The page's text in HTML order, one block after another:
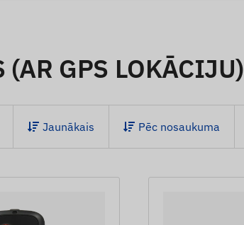
(AR GPS LOKĀCIJU)
Jaunākais Pēc nosaukuma